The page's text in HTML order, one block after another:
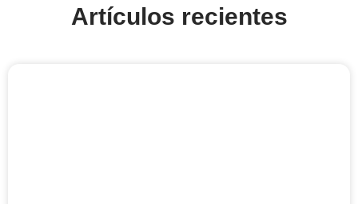
Artículos recientes